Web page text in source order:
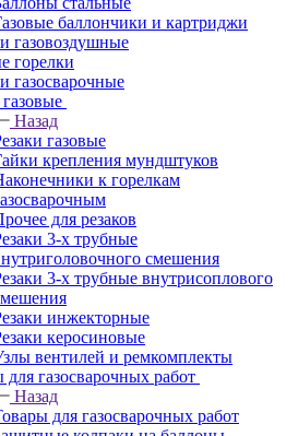
баллончики и картриджи
газовоздушные
горелки
газосварочные
Назад
газовые
крепления мундштуков
к горелкам
для резаков
3-х трубные
смешения
3-х трубные внутрисоплового
инжекторные
керосиновые
вентилей и ремкомплекты
для газосварочных работ
Назад
для газосварочных работ